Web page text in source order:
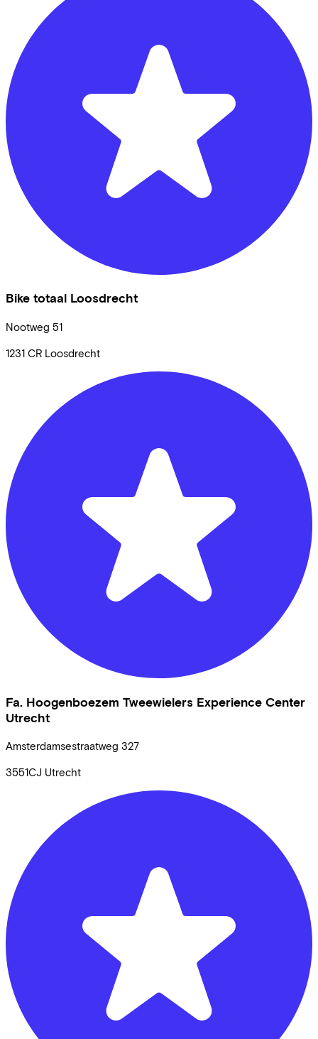
Bike totaal Loosdrecht
Nootweg 51
1231 CR Loosdrecht
Fa. Hoogenboezem Tweewielers Experience Center
Utrecht
Amsterdamsestraatweg 327
3551CJ Utrecht